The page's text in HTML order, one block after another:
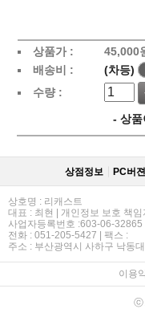
상품가 : 45,000
배송비 : (차등)
수량 :
- 상품
상점정보 PC버젼
상호명 : 리캐스트
대표 : 최현 | 개인정보 보호 책임
사업자등록번호 :603-06-
전화 : 051-205-5427 | 팩스 :
주소 : 부산광역시 사하구 낙동
이용
ⓒ